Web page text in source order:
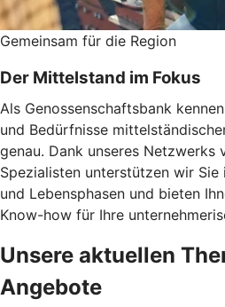
Gemeinsam für die Region
Der Mittelstand im Fokus
Als Genossenschaftsbank
und Bedürfnisse
genau. Dank unseres Netzwerks
Spezialisten unterstützen wir Sie
und Lebensphasen und bieten
Know-how für Ihre
Unsere aktuellen
Angebote